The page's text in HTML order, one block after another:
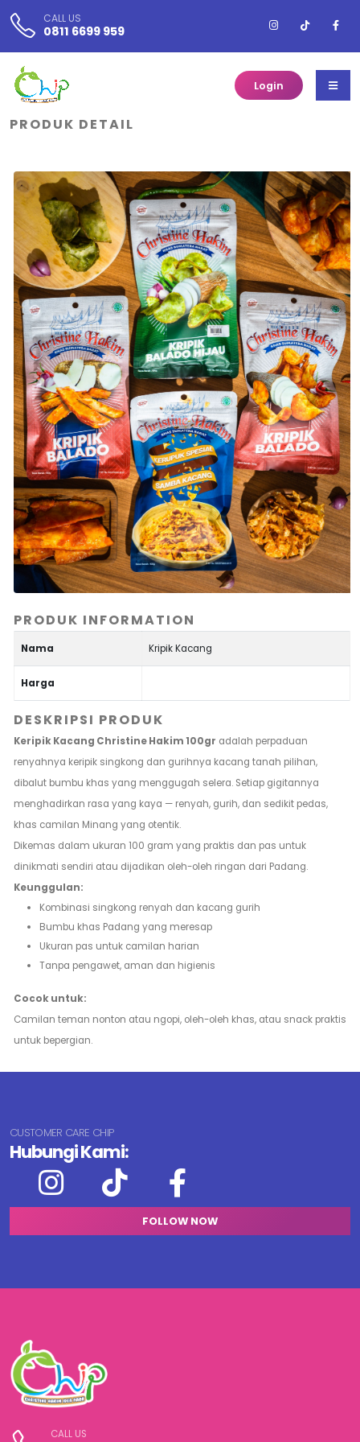
CALL US
0811 6699 959
Login
PRODUK DETAIL
PRODUK INFORMATION
Nama Kripik Kacang
Harga
DESKRIPSI PRODUK
Keripik Kacang Christine Hakim 100gr adalah perpaduan
renyahnya keripik singkong dan gurihnya kacang tanah pilihan,
dibalut bumbu khas yang menggugah selera. Setiap gigitannya
menghadirkan rasa yang kaya — renyah, gurih, dan sedikit pedas,
khas camilan Minang yang otentik.
Dikemas dalam ukuran 100 gram yang praktis dan pas untuk
dinikmati sendiri atau dijadikan oleh-oleh ringan dari Padang.
Keunggulan:
Kombinasi singkong renyah dan kacang gurih
Bumbu khas Padang yang meresap
Ukuran pas untuk camilan harian
Tanpa pengawet, aman dan higienis
Cocok untuk:
Camilan teman nonton atau ngopi, oleh-oleh khas, atau snack praktis
untuk bepergian.
CUSTOMER CARE CHIP
Hubungi Kami:
FOLLOW NOW
CALL US